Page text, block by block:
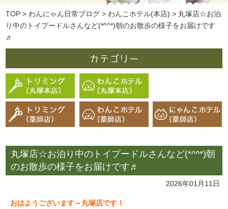
TOP > わんにゃん日常ブログ > わんこホテル(本店) > 丸塚店☆お泊
り中のトイプードルさんなど(*^^*)朝のお散歩の様子をお届けです
♬
丸塚店☆お泊り中のトイプードルさんなど(*^^*)朝
のお散歩の様子をお届けです♬
2026年01月11日
おはようございます～丸塚店です！